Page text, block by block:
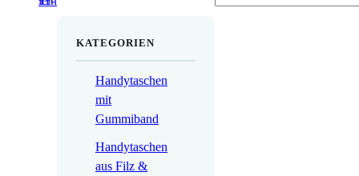
KATEGORIEN
Handytaschen
mit
Gummiband
Handytaschen
aus Filz &